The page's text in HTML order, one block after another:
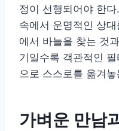
정이 선행되어야 한
속에서 운명적인 상
에서 바늘을 찾는 것
기일수록 객관적인
으로 스스로를 옮겨
가벼운 만남